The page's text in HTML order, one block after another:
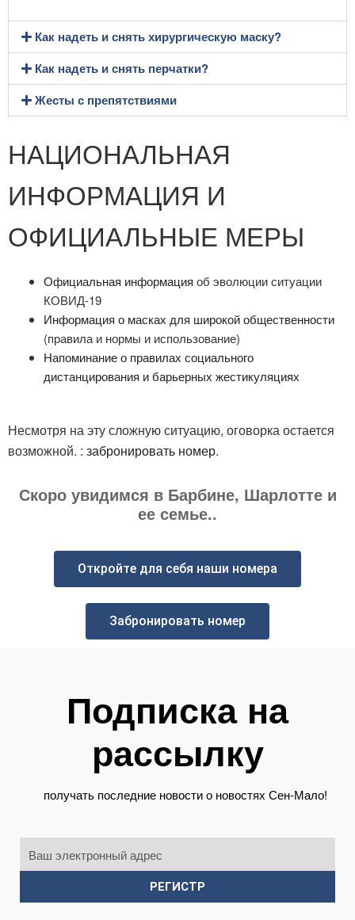
Как надеть и снять хирургическую маску?
Как надеть и снять перчатки?
Жесты с препятствиями
НАЦИОНАЛЬНАЯ
ИНФОРМАЦИЯ И
ОФИЦИАЛЬНЫЕ МЕРЫ
Официальная информация об эволюции ситуации
КОВИД-19
Информация о масках для широкой общественности
(правила и нормы и использование)
Напоминание о правилах социального
дистанцирования и барьерных жестикуляциях
Несмотря на эту сложную ситуацию, оговорка остается
возможной. : забронировать номер.
Скоро увидимся в Барбине, Шарлотте и
ее семье..
Откройте для себя наши номера
Забронировать номер
Подписка на
рассылку
получать последние новости о новостях Сен-Мало!
РЕГИСТР